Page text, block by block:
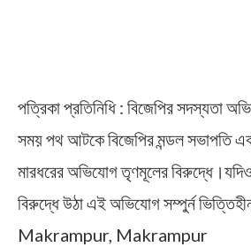
পত্রিকা প্রতিনিধি : বিজেপির সদস্যতা
সময় পথ আটকে বিজেপির মন্ডল সভাপতি
মারধরের অভিযোগ তৃণমূলের
বিরুদ্ধে উঠা এই অভিযোগ সম্পুর্ন
Makrampur, Makrampur